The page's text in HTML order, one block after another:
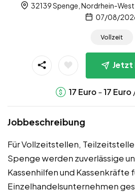
32139 Spenge, Nordrhein-
07/08/
Vollzeit
Jetzt
17 Euro -17 Euro
Jobbeschreibung
Für Vollzeitstellen,
Spenge werden zuverlässige
Kassenhilfen und Kassenkräfte
Einzelhandelsunternehmen